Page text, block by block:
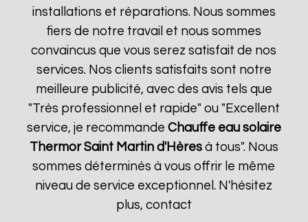
installations et réparations. Nous sommes
fiers de notre travail et nous sommes
convaincus que vous serez satisfait de nos
services. Nos clients satisfaits sont notre
meilleure publicité, avec des avis tels que
"Très professionnel et rapide" ou "Excellent
service, je recommande Chauffe eau solaire
Thermor Saint Martin d'Hèresà tous". Nous
sommes déterminés à vous offrir le même
niveau de service exceptionnel. N'hésitez
plus, contact